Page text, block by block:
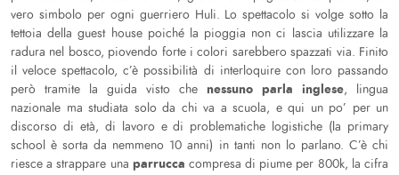
vero simbolo per ogni guerriero Huli. Lo spettacolo si volge sotto la
tettoia della guest house poiché la pioggia non ci lascia utilizzare la
radura nel bosco, piovendo forte i colori sarebbero spazzati via. Finito
il veloce spettacolo, c’è possibilità di interloquire con loro passando
però tramite la guida visto che nessuno parla inglese, lingua
nazionale ma studiata solo da chi va a scuola, e qui un po’ per un
discorso di età, di lavoro e di problematiche logistiche (la primary
school è sorta da nemmeno 10 anni) in tanti non lo parlano. C’è chi
riesce a strappare una parrucca compresa di piume per 800k, la cifra